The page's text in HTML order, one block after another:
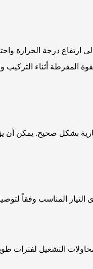
ارتفاع درجة الحرارة
أثناء التركيب
بشكل صحيح. يمكن
التيار المناسب وفقاً
التشغيل لفترات